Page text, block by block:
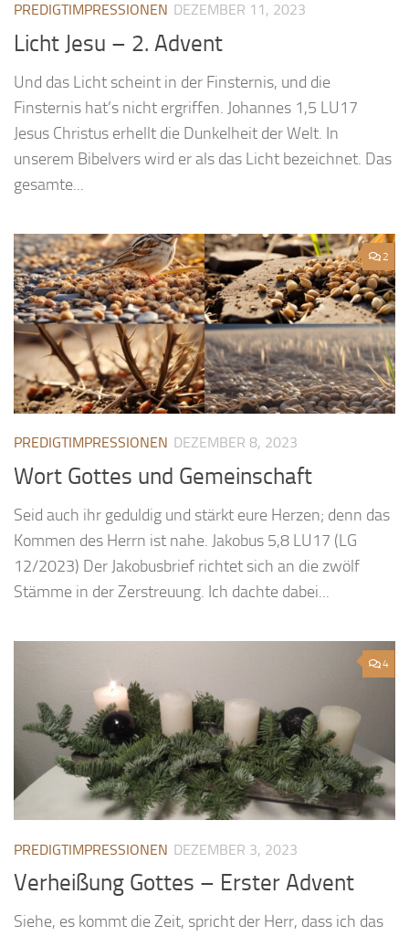
PREDIGTIMPRESSIONEN DEZEMBER 11, 2023
Licht Jesu – 2. Advent
Und das Licht scheint in der Finsternis, und die
Finsternis hat’s nicht ergriffen. Johannes 1,5 LU17
Jesus Christus erhellt die Dunkelheit der Welt. In
unserem Bibelvers wird er als das Licht bezeichnet. Das
gesamte...
2
PREDIGTIMPRESSIONEN DEZEMBER 8, 2023
Wort Gottes und Gemeinschaft
Seid auch ihr geduldig und stärkt eure Herzen; denn das
Kommen des Herrn ist nahe. Jakobus 5,8 LU17 (LG
12/2023) Der Jakobusbrief richtet sich an die zwölf
Stämme in der Zerstreuung. Ich dachte dabei...
4
PREDIGTIMPRESSIONEN DEZEMBER 3, 2023
Verheißung Gottes – Erster Advent
Siehe, es kommt die Zeit, spricht der Herr, dass ich das